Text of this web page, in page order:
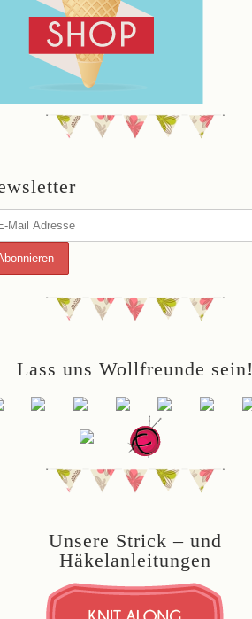
Lass uns Wollfreunde sein!
Unsere Strick – und
Häkelanleitungen